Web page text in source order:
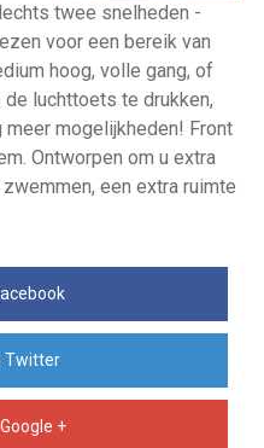
twee snelheden -
voor een bereik van
hoog, volle gang, of
luchttoets te drukken,
mogelijkheden! Front
Ontworpen om u extra
een extra ruimte
Twitter
+